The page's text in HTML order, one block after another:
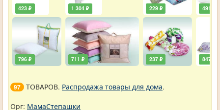
423 ₽
796 ₽
1 304 ₽
711 ₽
229 ₽
237 ₽
491 ₽
847 ₽
97 ТОВАРОВ. Распродажа товары для дома.
Орг: МамаСтепашки